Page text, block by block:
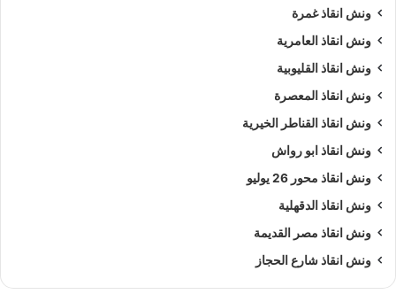
ونش انقاذ غمرة
ونش انقاذ العامرية
ونش انقاذ القليوبية
ونش انقاذ المعصرة
ونش انقاذ القناطر الخيرية
ونش انقاذ ابو رواش
ونش انقاذ محور 26 يوليو
ونش انقاذ الدقهلية
ونش انقاذ مصر القديمة
ونش انقاذ شارع الحجاز